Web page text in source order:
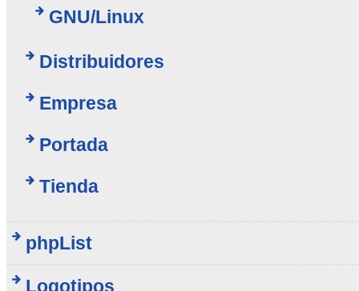
GNU/Linux
Distribuidores
Empresa
Portada
Tienda
phpList
Logotipos